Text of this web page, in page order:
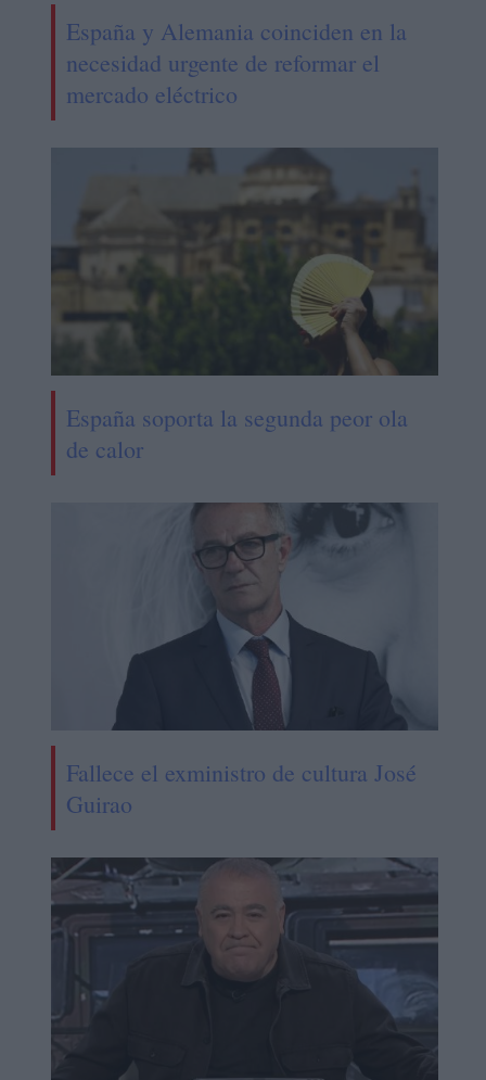
España y Alemania coinciden en la
necesidad urgente de reformar el
mercado eléctrico
España soporta la segunda peor ola
de calor
Fallece el exministro de cultura José
Guirao